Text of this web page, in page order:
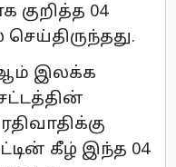
குறித்த 04
இலக்க
கீழ் இந்த 04